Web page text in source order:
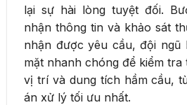
lại sự hài lòng tuyệt đối.
nhận thông tin và khảo sát
nhận được yêu cầu, đội ngũ
mặt nhanh chóng để kiểm
vị trí và dung tích hầm cầu,
án xử lý tối ưu nhất.